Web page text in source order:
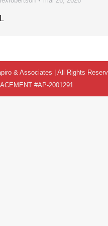
& Associates | All Rights
#AP-2001291